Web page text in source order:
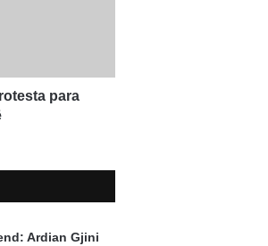
para
Ardian Gjini